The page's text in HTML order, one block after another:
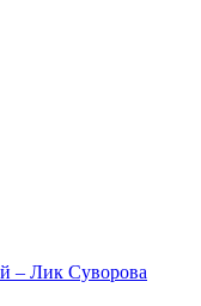
– Лик Суворова